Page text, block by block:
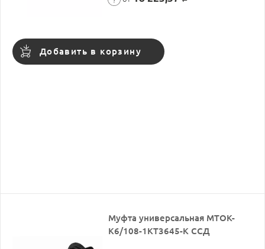
Добавить в корзину
Муфта универсальная МТОК-
К6/108-1КТ3645-К ССД